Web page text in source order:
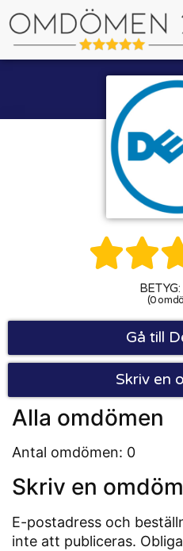

(0
Gå till
Skriv en
Alla omdömen
Antal omdömen: 0
Skriv en
E-postadress och
inte att publiceras.